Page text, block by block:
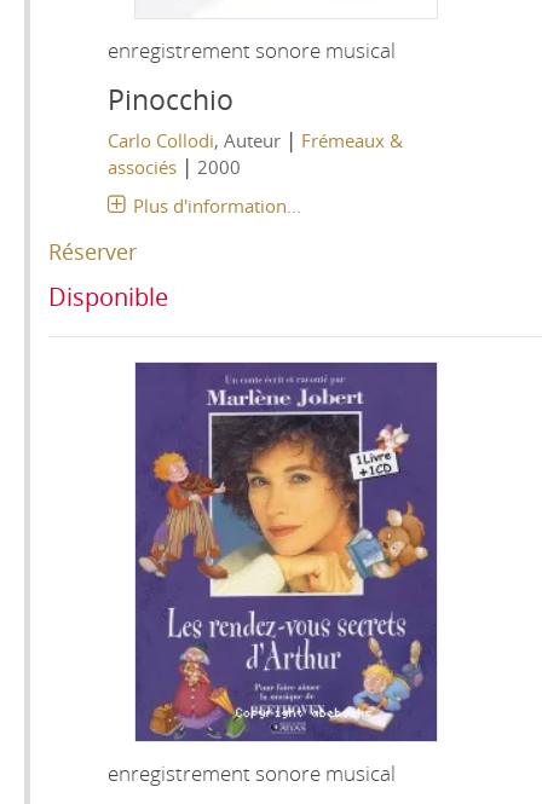
enregistrement sonore musical
Pinocchio
Carlo Collodi, Auteur | Frémeaux &
associés |2000
Plus d'information...
Réserver
Disponible
enregistrement sonore musical